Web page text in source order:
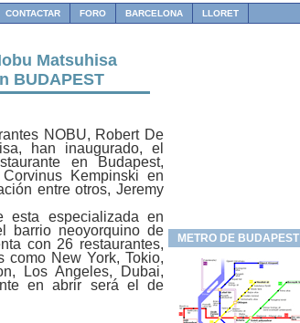
CONTACTAR FORO BARCELONA LLORET
Matsuhisa
BUDAPEST
NOBU, Robert De
han inaugurado, el
en Budapest,
Corvinus Kempinski en
entre otros, Jeremy
esta especializada en
barrio neoyorquino de
con 26 restaurantes,
como New York, Tokio,
Los Angeles, Dubai,
en abrir será el de
METRO DE BUDAPEST